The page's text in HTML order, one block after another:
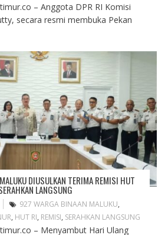
– Anggota DPR RI Komisi
secara resmi membuka Pekan
DIUSULKAN TERIMA REMISI HUT
LANGSUNG
927 WARGA BINAAN MALUKU,
, HUT RI, REMISI, SERAHKAN LANGSUNG
– Menyambut Hari Ulang